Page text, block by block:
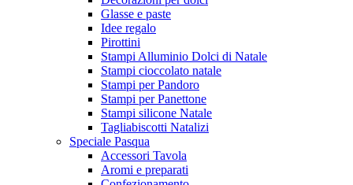
Glasse e paste
Idee regalo
Pirottini
Stampi Alluminio Dolci di Natale
Stampi cioccolato natale
Stampi per Pandoro
Stampi per Panettone
Stampi silicone Natale
Tagliabiscotti Natalizi
Speciale Pasqua
Accessori Tavola
Aromi e preparati